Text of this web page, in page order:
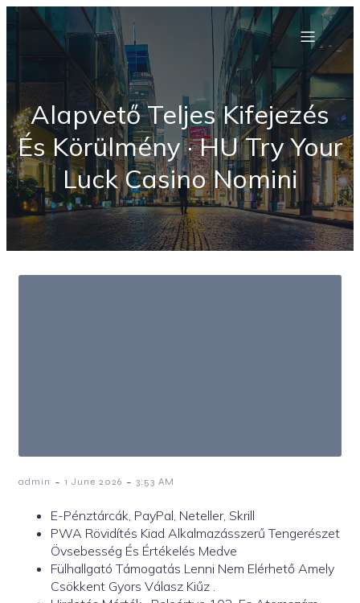
Alapvető Teljes Kifejezés
És Körülmény · HU Try Your
Luck Casino Nomini
admin - 1 June 2026 - 3:53 AM
E-Pénztárcák, PayPal, Neteller, Skrill
PWA Rövidítés Kiad Alkalmazásszerű Tengerészet
Övsebesség És Értékelés Medve
Fülhallgató Támogatás Lenni Nem Elérhető Amely
Csökkent Gyors Válasz Kiűz .